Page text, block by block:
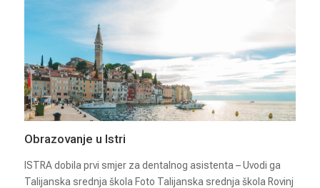
Obrazovanje u Istri
ISTRA dobila prvi smjer za dentalnog asistenta – Uvodi ga
Talijanska srednja škola Foto Talijanska srednja škola Rovinj